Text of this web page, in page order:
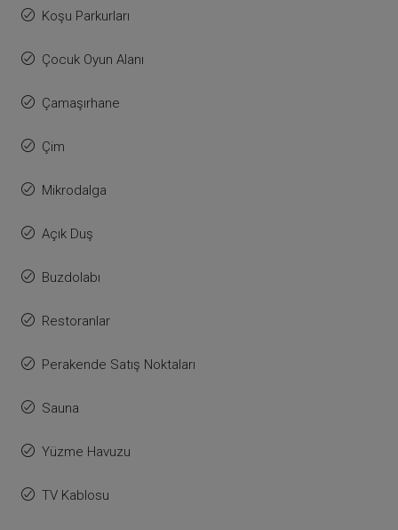
Koşu Parkurları
Çocuk Oyun Alanı
Çamaşırhane
Çim
Mikrodalga
Açık Duş
Buzdolabı
Restoranlar
Perakende Satış Noktaları
Sauna
Yüzme Havuzu
TV Kablosu